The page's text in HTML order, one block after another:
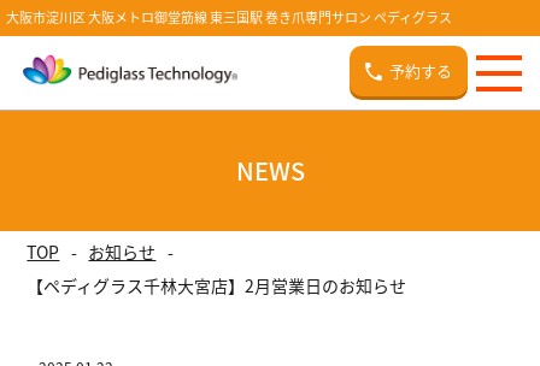
大阪市淀川区 大阪メトロ御堂筋線 東三国駅 巻き爪専門サロン ペディグラス
予約する
NEWS
TOP
お知らせ
【ペディグラス千林大宮店】2月営業日のお知らせ